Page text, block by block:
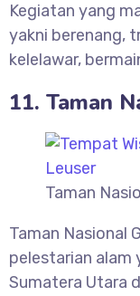
Kegiatan yang
yakni berenang,
kelelawar,
11. Taman
Taman
Taman Nasional
pelestarian alam
Sumatera Utara